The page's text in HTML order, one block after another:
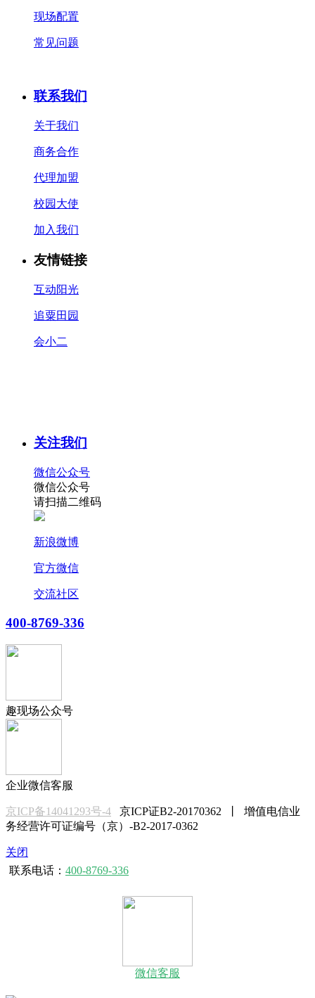
现场配置
常见问题
联系我们
关于我们
商务合作
代理加盟
校园大使
加入我们
友情链接
互动阳光
追粟田园
会小二
关注我们
微信公众号
微信公众号
请扫描二维码
新浪微博
官方微信
交流社区
400-8769-336
趣现场公众号
企业微信客服
京ICP备14041293号-4 京ICP证B2-20170362 丨 增值电信业
务经营许可证编号（京）-B2-2017-0362
关闭
联系电话： 400-8769-336
微信客服